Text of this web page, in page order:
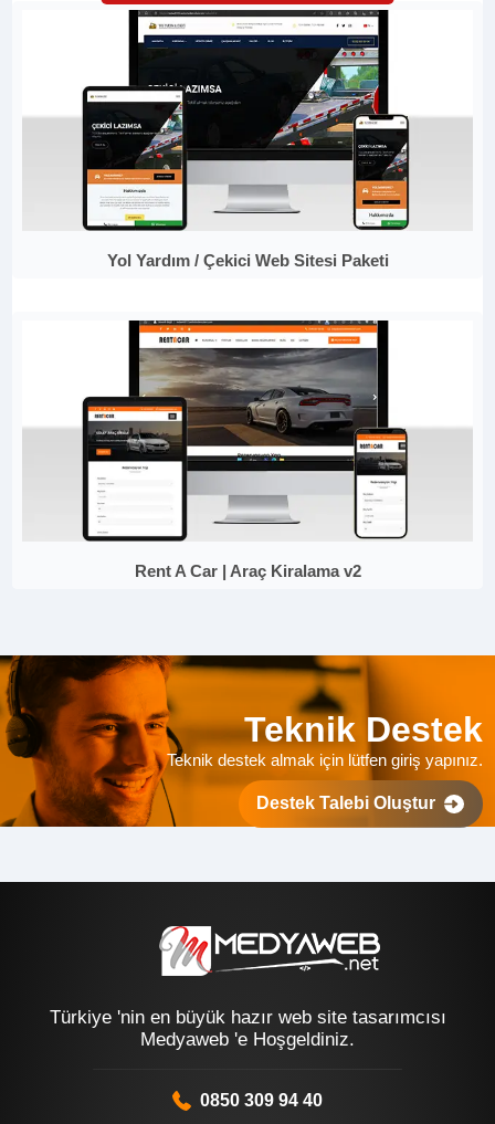
Yol Yardım / Çekici Web Sitesi Paketi
Rent A Car | Araç Kiralama v2
Teknik Destek
Teknik destek almak için lütfen giriş yapınız.
Destek Talebi Oluştur
Türkiye 'nin en büyük hazır web site tasarımcısı
Medyaweb 'e Hoşgeldiniz.
0850 309 94 40